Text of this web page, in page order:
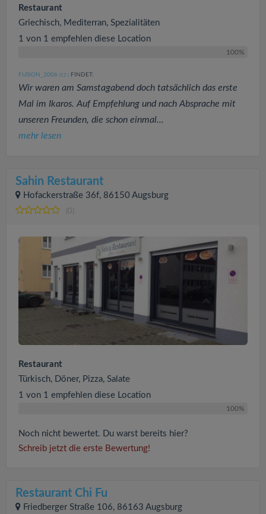
Restaurant
Griechisch, Mediterran, Spezialitäten
1 von 1 empfehlen diese Location
100%
FUSION_2006 (12 ) FINDET:
Wir waren am Samstagabend doch tatsächlich das erste
Mal im Ikaros. Auf Empfehlung und nach Absprache mit
unseren Freunden, die schon einmal...
mehr lesen
Sahin Restaurant
Hofackerstraße 36f, 86150 Augsburg
(0)
Restaurant
Türkisch, Döner, Pizza, Salate
1 von 1 empfehlen diese Location
100%
Noch nicht bewertet. Du warst bereits hier?
Schreib jetzt die erste Bewertung!
Restaurant Chi Fu
Friedberger Straße 106, 86163 Augsburg